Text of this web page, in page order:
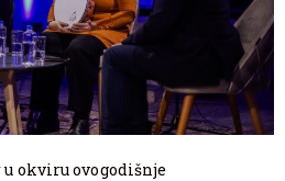
u okviru ovogodišnje